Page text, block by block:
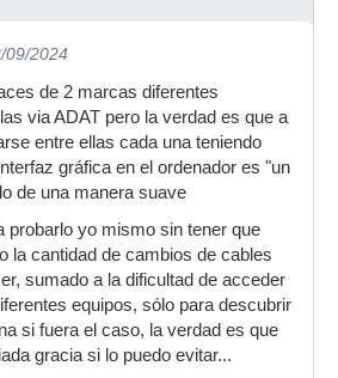
09/2024
de 2 marcas diferentes
via ADAT pero la verdad es que a
entre ellas cada una teniendo
gráfica en el ordenador es "un
de una manera suave
probarlo yo mismo sin tener que
la cantidad de cambios de cables
sumado a la dificultad de acceder
equipos, sólo para descubrir
si fuera el caso, la verdad es que
gracia si lo puedo evitar...